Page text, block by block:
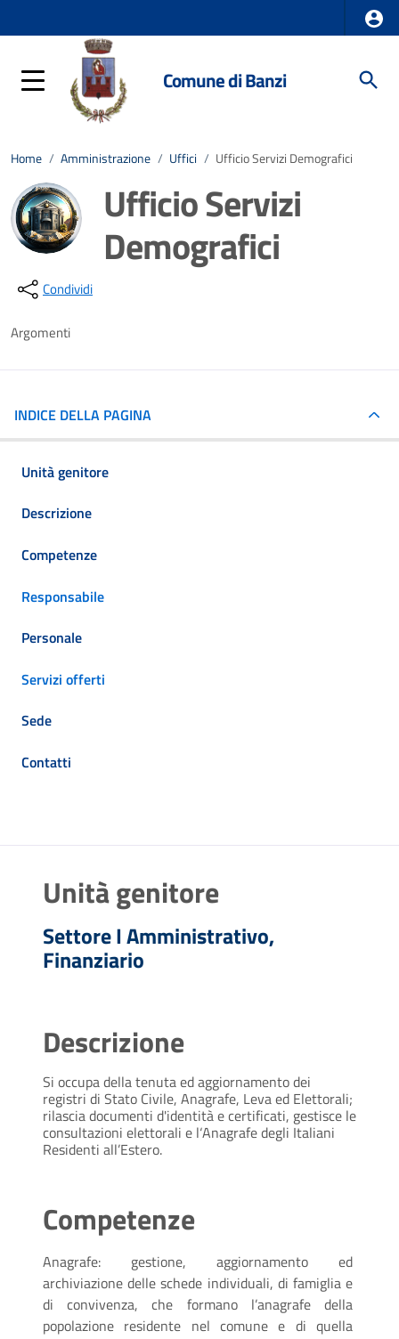
Comune di Banzi
Home / Amministrazione / Uffici / Ufficio Servizi Demografici
Ufficio Servizi
Demografici
Condividi
Argomenti
INDICE DELLA PAGINA
Unità genitore
Descrizione
Competenze
Responsabile
Personale
Servizi offerti
Sede
Contatti
Unità genitore
Settore I Amministrativo,
Finanziario
Descrizione
Si occupa della tenuta ed aggiornamento dei
registri di Stato Civile, Anagrafe, Leva ed Elettorali;
rilascia documenti d'identità e certificati, gestisce le
consultazioni elettorali e l‘Anagrafe degli Italiani
Residenti all’Estero.
Competenze
Anagrafe: gestione, aggiornamento ed
archiviazione delle schede individuali, di famiglia e
di convivenza, che formano l’anagrafe della
popolazione residente nel comune e di quella